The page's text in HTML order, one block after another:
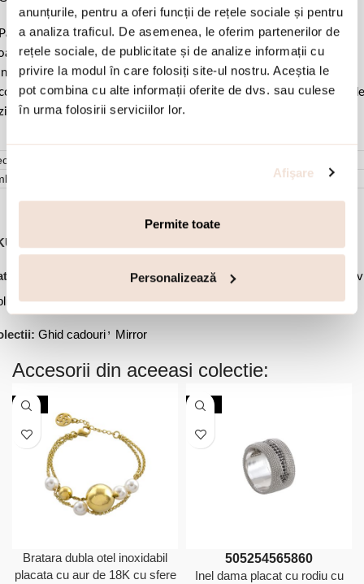
anunțurile, pentru a oferi funcții de rețele sociale și pentru
a analiza traficul. De asemenea, le oferim partenerilor de
rețele sociale, de publicitate și de analize informații cu
privire la modul în care folosiți site-ul nostru. Aceștia le
pot combina cu alte informații oferite de dvs. sau culese
în urma folosirii serviciilor lor.
Afişare
Permite toate
Personalizează
bijuteria in ambalajul original sau intr-un saculet de catifea
pentru a evita frecarea sau lovirea de alte materiale. Evitati
cu apa si produsele cosmetice. Dupa fiecare purtare este
sa o lustruiti cu o laveta curata pentru a evita depunerea de
(0)
Coliere Coliere argint
Coliere cu pandantiv
placate cu aur
Ofertele lunii
Ghid cadouri, Mirror
Accesorii din aceeasi colectie:
-20%
Bratara dubla otel inoxidabil
placata cu aur de 18K cu sfere
-50%
505254565860
Inel dama placat cu rodiu cu